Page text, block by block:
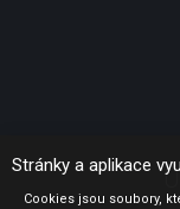
Stránky a aplikace
Cookies jsou soubory,